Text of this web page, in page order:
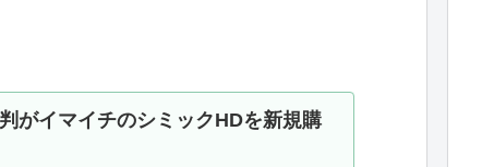
がイマイチのシミックHDを新規購